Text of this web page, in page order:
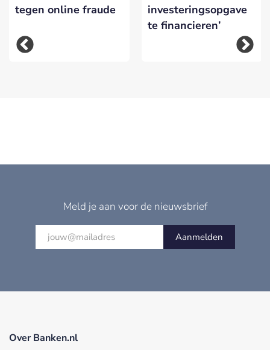
tegen online fraude
investeringsopgave
te financieren’
Meld je aan voor de nieuwsbrief
Aanmelden
Over Banken.nl